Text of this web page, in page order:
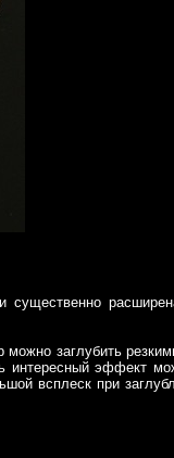
заглубить
интересный эффект
всплеск при